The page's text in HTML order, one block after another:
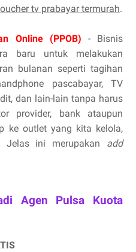
tv prabayar termurah.
Online (PPOB) - Bisnis
baru untuk melakukan
bulanan seperti tagihan
pascabayar, TV
dan lain-lain tanpa harus
provider, bank ataupun
ke outlet yang kita kelola,
Jelas ini merupakan add
Agen Pulsa Kuota